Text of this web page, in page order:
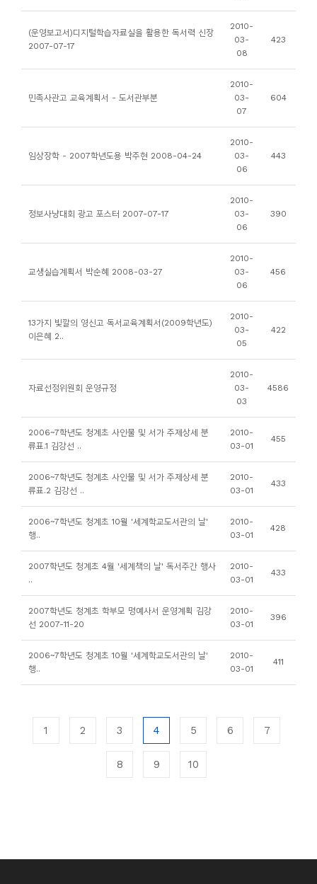
(운영보고서)디지털학습자료실을 활용한 독서력 신장
2007-07-17
2010-
03-
08
423
민족사관고 교육계획서 - 도서관부분
2010-
03-
07
604
임상장학 - 2007학년도용 박주현 2008-04-24
2010-
03-
06
443
정보사냥대회 광고 포스터 2007-07-17
2010-
03-
06
390
교생실습계획서 박순혜 2008-03-27
2010-
03-
06
456
13가지 빛깔의 영신고 독서교육계획서(2009학년도)
이은혜 2..
2010-
03-
05
422
자료선정위원회 운영규정
2010-
03-
03
4586
2006~7학년도 청계초 사인물 및 서가 주제상세 분
류표.1 김강선 ..
2010-
03-01
455
2006~7학년도 청계초 사인물 및 서가 주제상세 분
류표.2 김강선 ..
2010-
03-01
433
2006~7학년도 청계초 10월 '세계학교도서관의 날'
행..
2010-
03-01
428
2007학년도 청계초 4월 '세계책의 날' 독서주간 행사
..
2010-
03-01
433
2007학년도 청계초 학부모 명예사서 운영계획 김강
선 2007-11-20
2010-
03-01
396
2006~7학년도 청계초 10월 '세계학교도서관의 날'
행..
2010-
03-01
411
1 2 3 4 5 6 7
8 9 10